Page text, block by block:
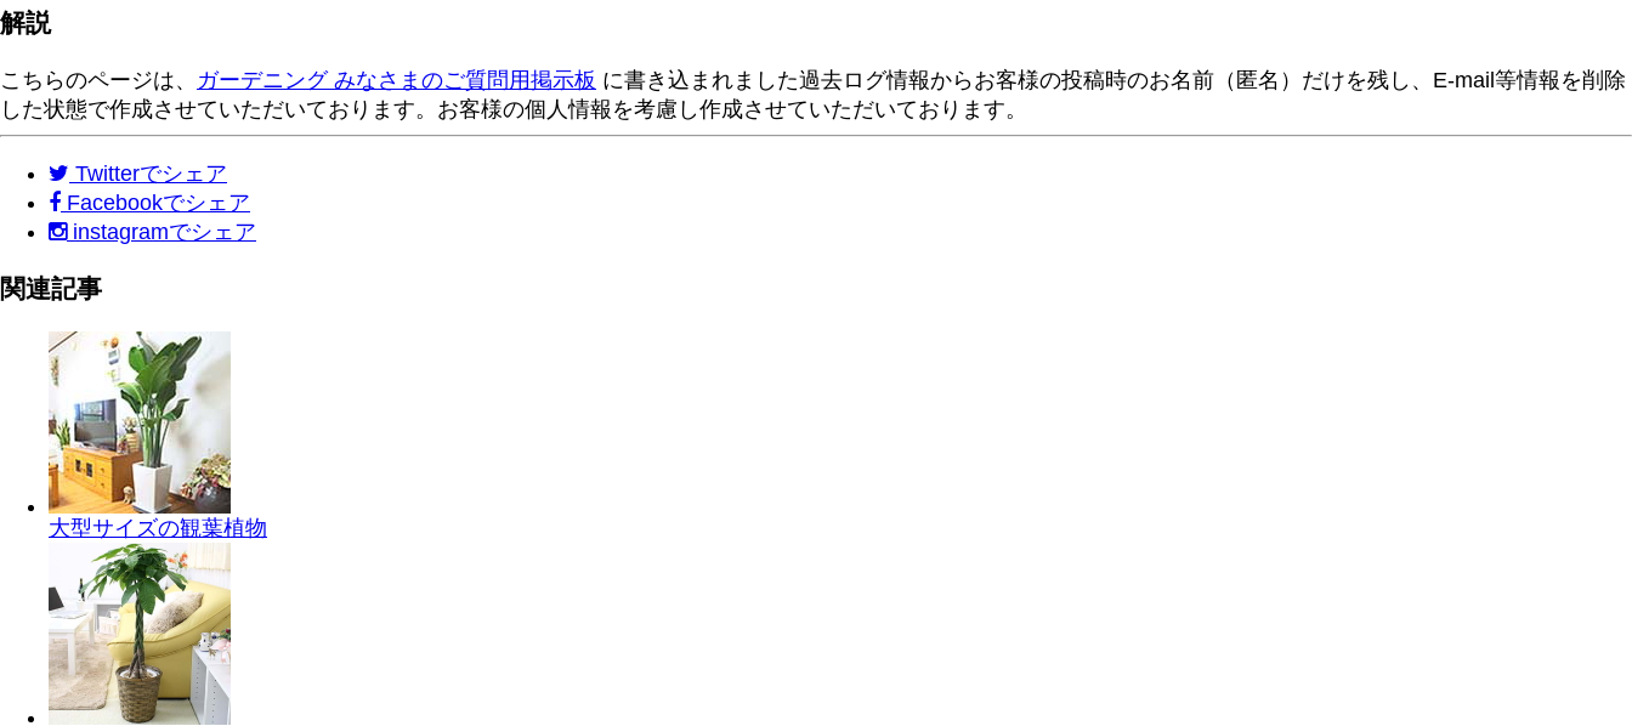
解説
こちらのページは、 ガーデニング みなさまのご質問用掲示板 に書き込まれました過去ログ情報からお客様の投稿時のお名前（匿名）だけを残し、E-mail等情報を削除
した状態で作成させていただいております。お客様の個人情報を考慮し作成させていただいております。
Twitterでシェア
Facebookでシェア
instagramでシェア
関連記事
大型サイズの観葉植物